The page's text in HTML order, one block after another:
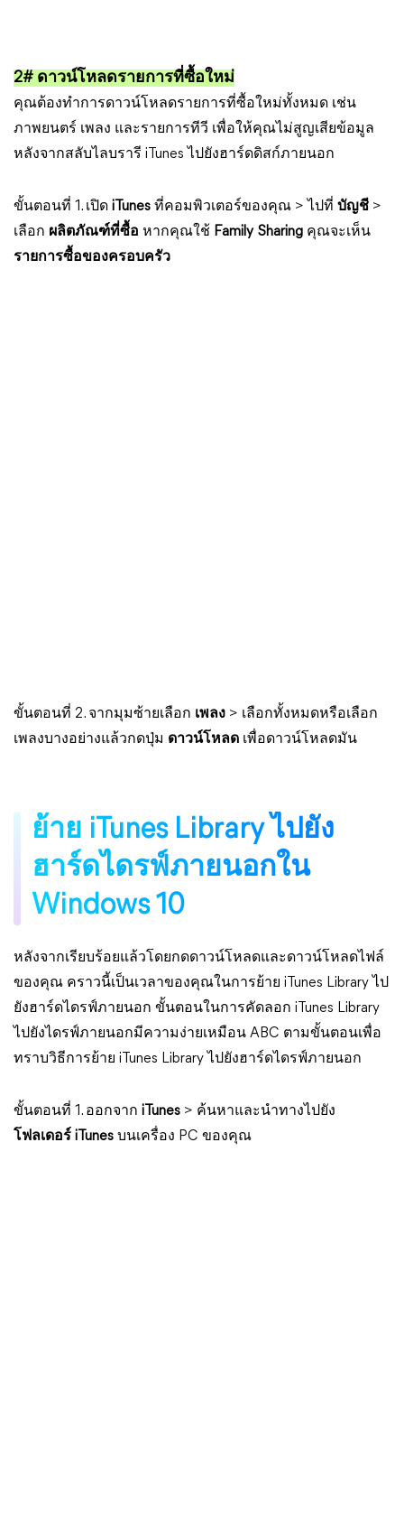
2# ดาวน์โหลดรายการที่ซื้อใหม่
คุณต้องทำการดาวน์โหลดรายการที่ซื้อใหม่ทั้งหมด เช่น
ภาพยนตร์ เพลง และรายการทีวี เพื่อให้คุณไม่สูญเสียข้อมูล
หลังจากสลับไลบรารี iTunes ไปยังฮาร์ดดิสก์ภายนอก
ขั้นตอนที่ 1. เปิด iTunes ที่คอมพิวเตอร์ของคุณ > ไปที่ บัญชี >
เลือก ผลิตภัณฑ์ที่ซื้อ หากคุณใช้ Family Sharing คุณจะเห็น
รายการซื้อของครอบครัว
ขั้นตอนที่ 2. จากมุมซ้ายเลือก เพลง > เลือกทั้งหมดหรือเลือก
เพลงบางอย่างแล้วกดปุ่ม ดาวน์โหลด เพื่อดาวน์โหลดมัน
ย้าย iTunes Library ไปยัง
ฮาร์ดไดรฟ์ภายนอกใน
Windows 10
หลังจากเรียบร้อยแล้วโดยกดดาวน์โหลดและดาวน์โหลดไฟล์
ของคุณ คราวนี้เป็นเวลาของคุณในการย้าย iTunes Library ไป
ยังฮาร์ดไดรฟ์ภายนอก ขั้นตอนในการคัดลอก iTunes Library
ไปยังไดรฟ์ภายนอกมีความง่ายเหมือน ABC ตามขั้นตอนเพื่อ
ทราบวิธีการย้าย iTunes Library ไปยังฮาร์ดไดรฟ์ภายนอก
ขั้นตอนที่ 1. ออกจาก iTunes > ค้นหาและนำทางไปยัง
โฟลเดอร์ iTunes บนเครื่อง PC ของคุณ